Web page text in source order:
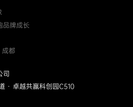
品牌成长
都
司
· 卓越共赢科创园C510